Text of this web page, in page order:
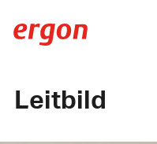
Leitbild